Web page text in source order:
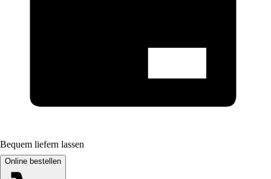
Bequem liefern lassen
Online bestellen